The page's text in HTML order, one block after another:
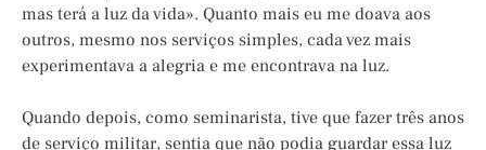
mas terá a luz da vida». Quanto mais eu me doava aos
outros, mesmo nos serviços simples, cada vez mais
experimentava a alegria e me encontrava na luz.
Quando depois, como seminarista, tive que fazer três anos
de serviço militar, sentia que não podia guardar essa luz